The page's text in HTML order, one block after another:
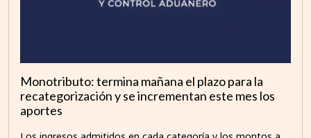
Monotributo: termina mañana el plazo para la
recategorización y se incrementan este mes los
aportes